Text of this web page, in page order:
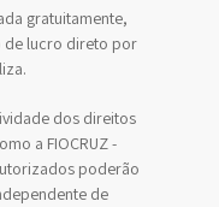
gratuitamente,
de lucro direto por
dos direitos
a FIOCRUZ -
poderão
de